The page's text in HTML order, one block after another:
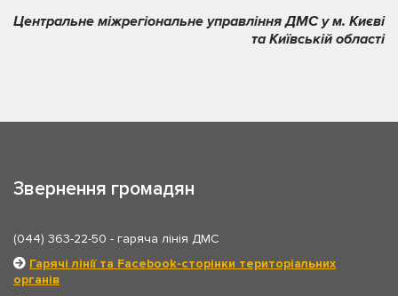
Центральне міжрегіональне управління ДМС у м. Києві
та Київській області
Звернення громадян
(044) 363-22-50 - гаряча лінія ДМС
Гарячі лінії та Facebook-сторінки територіальних
органів